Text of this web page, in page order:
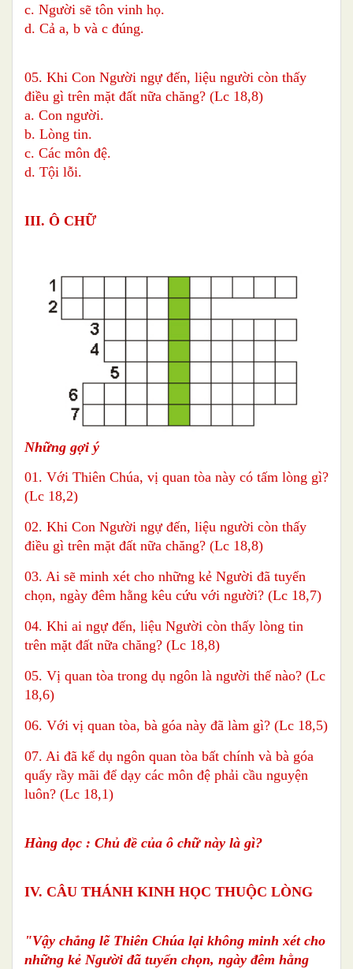
c. Người sẽ tôn vinh họ.
d. Cả a, b và c đúng.
05. Khi Con Người ngự đến, liệu người còn thấy
điều gì trên mặt đất nữa chăng? (Lc 18,8)
a. Con người.
b. Lòng tin.
c. Các môn đệ.
d. Tội lỗi.
III. Ô CHỮ
Những gợi ý
01. Với Thiên Chúa, vị quan tòa này có tấm lòng gì?
(Lc 18,2)
02. Khi Con Người ngự đến, liệu người còn thấy
điều gì trên mặt đất nữa chăng? (Lc 18,8)
03. Ai sẽ minh xét cho những kẻ Người đã tuyển
chọn, ngày đêm hằng kêu cứu với người? (Lc 18,7)
04. Khi ai ngự đến, liệu Người còn thấy lòng tin
trên mặt đất nữa chăng? (Lc 18,8)
05. Vị quan tòa trong dụ ngôn là người thế nào? (Lc
18,6)
06. Với vị quan tòa, bà góa này đã làm gì? (Lc 18,5)
07. Ai đã kể dụ ngôn quan tòa bất chính và bà góa
quấy rầy mãi để dạy các môn đệ phải cầu nguyện
luôn? (Lc 18,1)
Hàng dọc : Chủ đề của ô chữ này là gì?
IV. CÂU THÁNH KINH HỌC THUỘC LÒNG
"Vậy chẳng lẽ Thiên Chúa lại không minh xét cho
những kẻ Người đã tuyển chọn, ngày đêm hằng